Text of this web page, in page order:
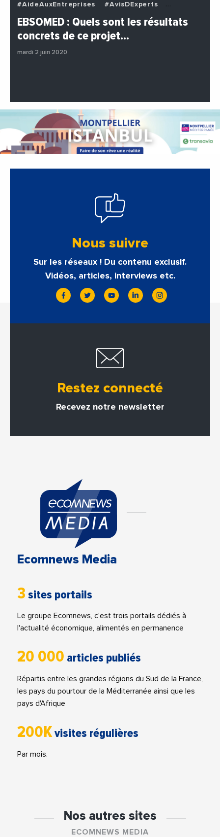
#AideAuxEntreprises
#AvisDExperts
#BuzzNews
#Decideurs
#Entreprises
#Institutions
EBSOMED : Quels sont les résultats
concrets de ce projet…
mardi 2 juin 2020
Nous suivre
Sur les réseaux ! Du contenu exclusif.
Vidéos, articles, interviews etc.
Restez connecté
Recevez notre newsletter
Ecomnews Media
3 sites portails
Le groupe Ecomnews, c'est trois portails dédiés à
l'actualité économique, alimentés en permanence
20 000 articles publiés
Répartis entre les grandes régions du Sud de la France,
les pays du pourtour de la Méditerranée ainsi que les
pays d'Afrique
200Kvisites régulières
Par mois.
Nos autres sites
ECOMNEWS MEDIA